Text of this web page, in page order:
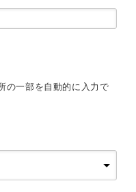
の一部を自動的に入力で